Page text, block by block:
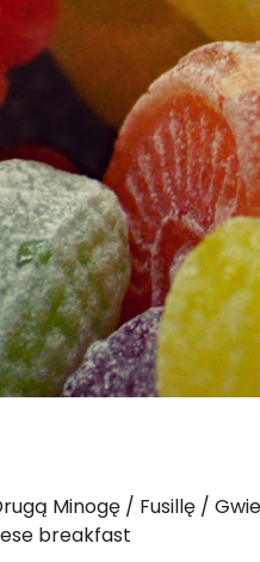
Minogę Fusillę
breakfast